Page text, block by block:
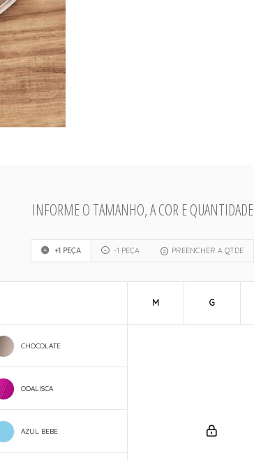
INFORME O TAMANHO, A COR E QUANTIDADE
+1 PEÇA -1 PEÇA PREENCHER A QTDE
CHOCOLATE
ODALISCA
AZUL BEBE
M G